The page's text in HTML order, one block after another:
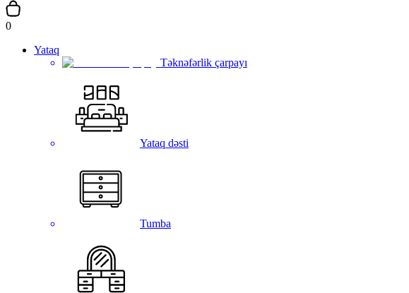
0
Yataq
Təknəfərlik çarpayı
Yataq dəsti
Tumba